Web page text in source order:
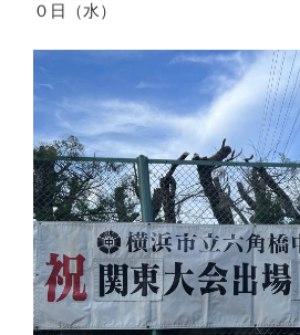
０日（水）